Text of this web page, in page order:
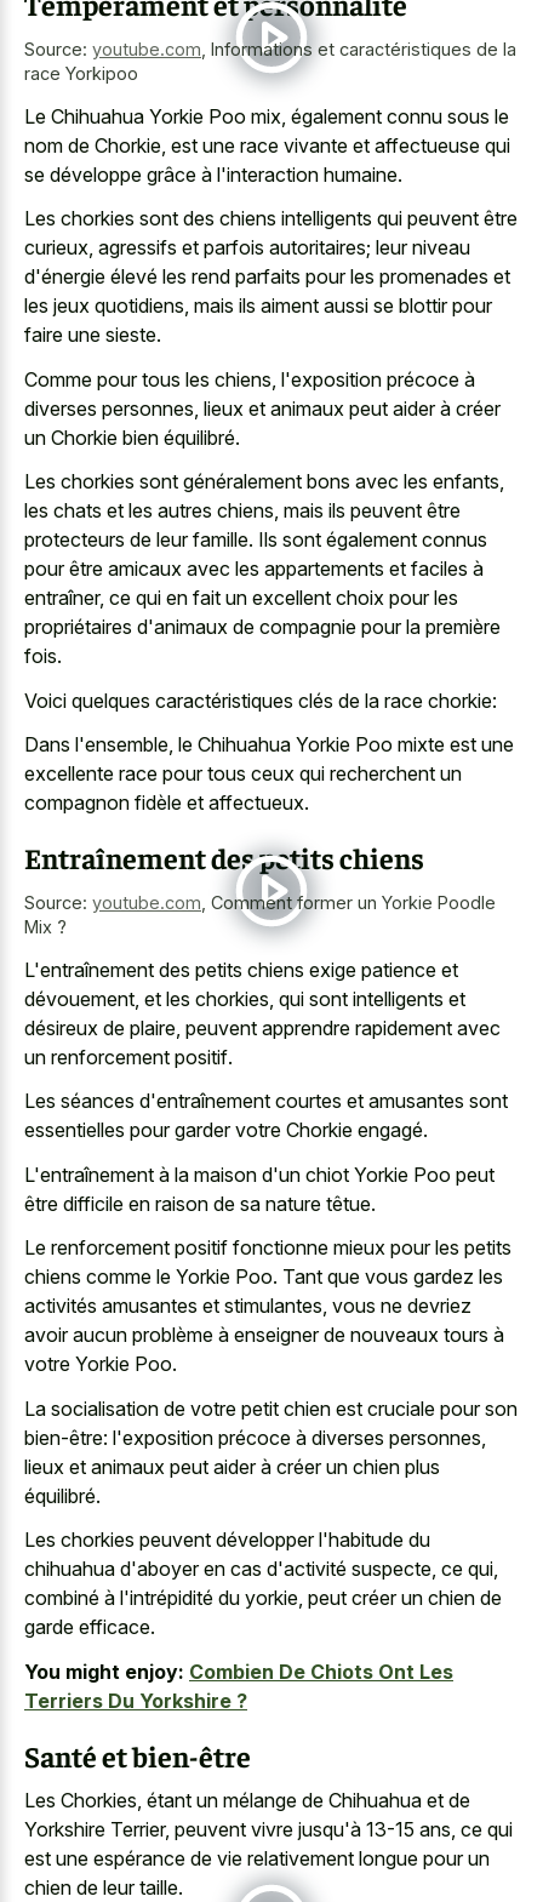
Source: youtube.com Informations et caractéristiques de la
race Yorkipoo
Le Chihuahua Yorkie Poo mix, également connu sous le
nom de Chorkie, est une race vivante et affectueuse qui
se développe grâce à l'interaction humaine.
Les chorkies sont des chiens intelligents qui peuvent être
curieux, agressifs et parfois autoritaires; leur niveau
d'énergie élevé les rend parfaits pour les promenades et
les jeux quotidiens, mais ils aiment aussi se blottir pour
faire une sieste.
Comme pour tous les chiens, l'exposition précoce à
diverses personnes, lieux et animaux peut aider à créer
un Chorkie bien équilibré.
Les chorkies sont généralement bons avec les enfants,
les chats et les autres chiens, mais ils peuvent être
protecteurs de leur famille. Ils sont également connus
pour être amicaux avec les appartements et faciles à
entraîner, ce qui en fait un excellent choix pour les
propriétaires d'animaux de compagnie pour la première
fois.
Voici quelques caractéristiques clés de la race chorkie:
Dans l'ensemble, le Chihuahua Yorkie Poo mixte est une
excellente race pour tous ceux qui recherchent un
compagnon fidèle et affectueux.
Entraînement des petits chiens
Source: youtube.com Comment former un Yorkie Poodle
Mix ?
L'entraînement des petits chiens exige patience et
dévouement, et les chorkies, qui sont intelligents et
désireux de plaire, peuvent apprendre rapidement avec
un renforcement positif.
Les séances d'entraînement courtes et amusantes sont
essentielles pour garder votre Chorkie engagé.
L'entraînement à la maison d'un chiot Yorkie Poo peut
être difficile en raison de sa nature têtue.
Le renforcement positif fonctionne mieux pour les petits
chiens comme le Yorkie Poo. Tant que vous gardez les
activités amusantes et stimulantes, vous ne devriez
avoir aucun problème à enseigner de nouveaux tours à
votre Yorkie Poo.
La socialisation de votre petit chien est cruciale pour son
bien-être: l'exposition précoce à diverses personnes,
lieux et animaux peut aider à créer un chien plus
équilibré.
Les chorkies peuvent développer l'habitude du
chihuahua d'aboyer en cas d'activité suspecte, ce qui,
combiné à l'intrépidité du yorkie, peut créer un chien de
garde efficace.
You might enjoy: Combien De Chiots Ont Les
Terriers Du Yorkshire ?
Santé et bien-être
Les Chorkies, étant un mélange de Chihuahua et de
Yorkshire Terrier, peuvent vivre jusqu'à 13-15 ans, ce qui
est une espérance de vie relativement longue pour un
chien de leur taille.